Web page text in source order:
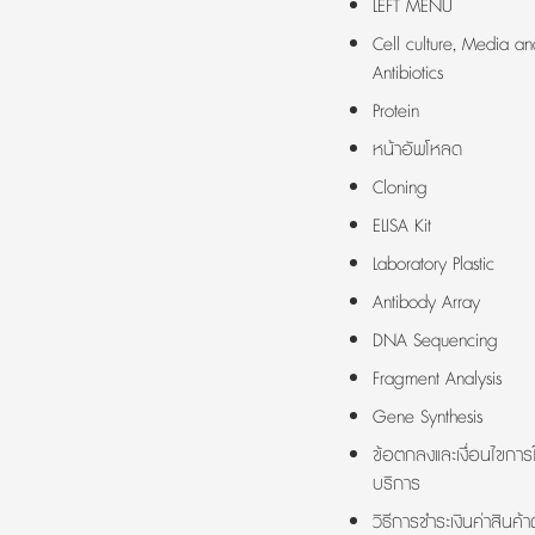
LEFT MENU
Cell culture, Media
Antibiotics
Protein
หน้าอัพโหลด
Cloning
ELISA Kit
Laboratory Plastic
Antibody Array
DNA Sequencing
Fragment Analysis
Gene Synthesis
ข้อตกลงและเงื่อนไขการ
บริการ
วิธีการชำระเงินค่าสินค้